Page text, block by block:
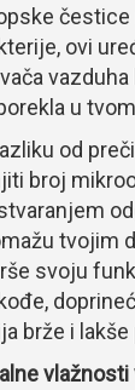
čestice
ovi
u
od
broj
tvojim
svoju
brže i lakše
vlažnosti